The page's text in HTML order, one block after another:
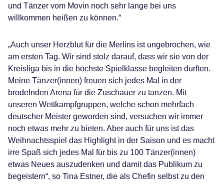
und Tänzer vom Movin noch sehr lange bei uns
willkommen heißen zu können.“
„Auch unser Herzblut für die Merlins ist ungebrochen, wie
am ersten Tag. Wir sind stolz darauf, dass wir sie von der
Kreisliga bis in die höchste Spielklasse begleiten durften.
Meine Tänzer(innen) freuen sich jedes Mal in der
brodelnden Arena für die Zuschauer zu tanzen. Mit
unseren Wettkampfgruppen, welche schon mehrfach
deutscher Meister geworden sind, versuchen wir immer
noch etwas mehr zu bieten. Aber auch für uns ist das
Weihnachtsspiel das Highlight in der Saison und es macht
irre Spaß sich jedes Mal für bis zu 100 Tänzer(innen)
etwas Neues auszudenken und damit das Publikum zu
begeistern“, so Tina Estner, die als Chefin selbst zu den